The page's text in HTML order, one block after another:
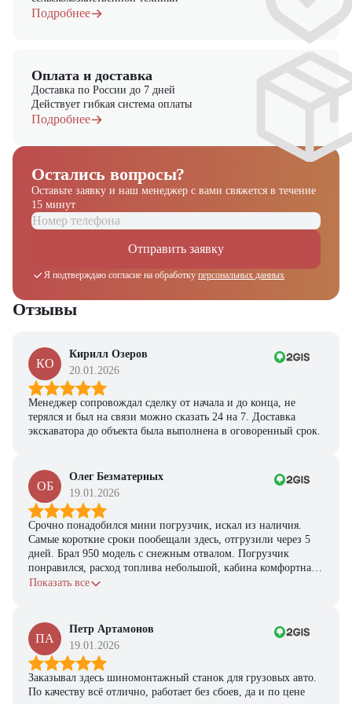
Подробнее
Оплата и доставка
Доставка по России до 7 дней
Действует гибкая система оплаты
Подробнее
Остались вопросы?
Оставьте заявку и наш менеджер с вами свяжется в течение
15 минут
Отправить заявку
Я подтверждаю согласие на обработку персональных данных
Отзывы
КО
Кирилл Озеров
20.01.2026
Менеджер сопровождал сделку от начала и до конца, не
терялся и был на связи можно сказать 24 на 7. Доставка
экскаватора до объекта была выполнена в оговоренный срок.
ОБ
Олег Безматерных
19.01.2026
Срочно понадобился мини погрузчик, искал из наличия.
Самые короткие сроки пообещали здесь, отгрузили через 5
дней. Брал 950 модель с снежным отвалом. Погрузчик
понравился, расход топлива небольшой, кабина комфортная,
с задачами справляется.
Показать все
ПА
Петр Артамонов
19.01.2026
Заказывал здесь шиномонтажный станок для грузовых авто.
По качеству всё отлично, работает без сбоев, да и по цене
Получите выгодное
предложение на спецтехнику
из наличия!
Ответьте на несколько вопросов — мы предоставим
Получить предложение